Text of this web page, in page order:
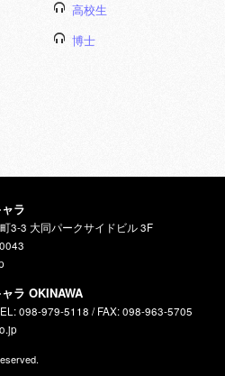
高校生
博士
ラ
3-3 大同パークサイドビル 3F
ラ OKINAWA
098-979-5118 / FAX: 098-963-5705